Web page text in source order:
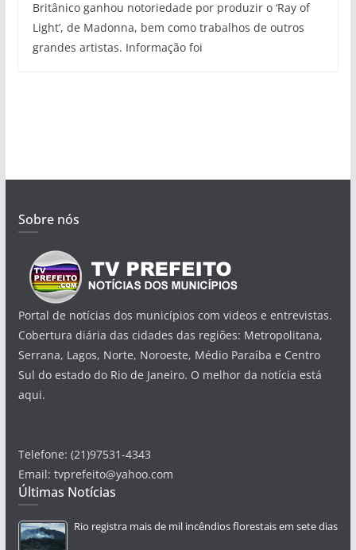
Britânico ganhou notoriedade por produzir o ‘Ray of
Light’, de Madonna, bem como trabalhos de outros
grandes artistas. Informação foi
Sobre nós
Portal de notícias dos municípios com videos e entrevistas.
Cobertura diária das cidades das regiões: Metropolitana,
Serrana, Lagos, Norte, Noroeste, Médio Paraíba e Centro
Sul do estado do Rio de Janeiro. O melhor da notícia está
aqui.
Telefone: (21)97531-4343
Email: tvprefeito@yahoo.com
Últimas Notícias
Rio registra mais de mil incêndios florestais em sete dias